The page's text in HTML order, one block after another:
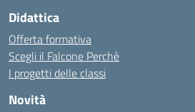
Didattica
Offerta formativa
Scegli il Falcone Perchè
I progetti delle classi
Novità